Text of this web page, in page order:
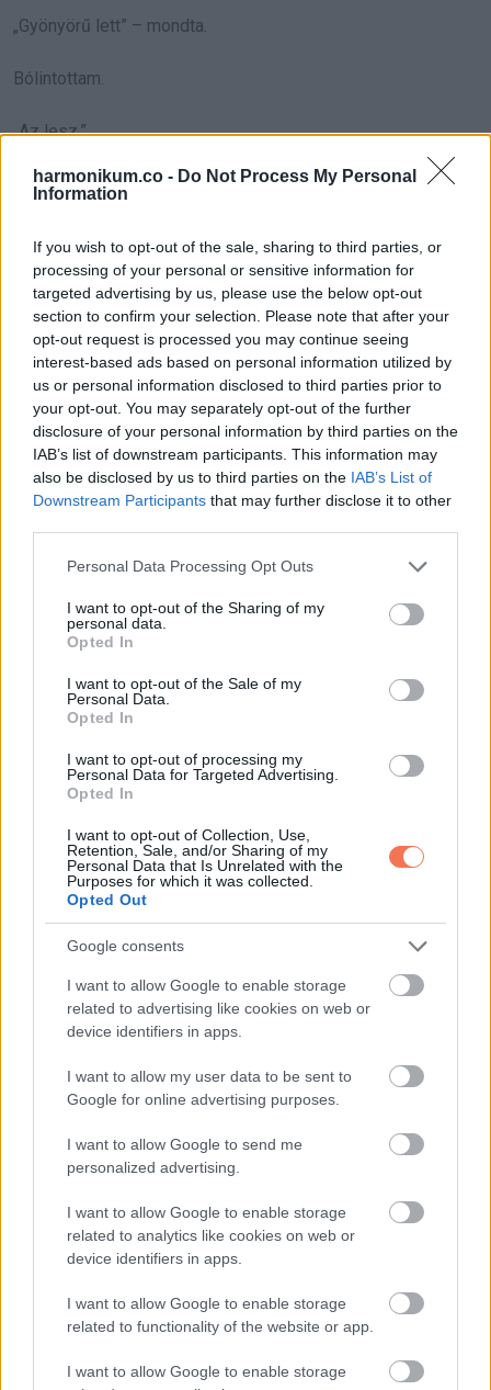
harmonikum.co - Do Not Process My Personal
Information
If you wish to opt-out of the sale, sharing to third parties, or
processing of your personal or sensitive information for
targeted advertising by us, please use the below opt-out
section to confirm your selection. Please note that after your
opt-out request is processed you may continue seeing
interest-based ads based on personal information utilized by
us or personal information disclosed to third parties prior to
your opt-out. You may separately opt-out of the further
disclosure of your personal information by third parties on the
IAB’s list of downstream participants. This information may
also be disclosed by us to third parties on the IAB’s List of
Downstream Participants that may further disclose it to other
Please note that this website/app uses one or more Google
not limited to your visit or usage behaviour. You may click to
grant or deny consent to Google and its third-party tags to
use your data for below specified purposes in below Google
consent section.
Personal Data Processing Opt Outs
I want to opt-out of the Sharing of my
personal data.
Opted In
I want to opt-out of the Sale of my
Personal Data.
Opted In
I want to opt-out of processing my
Personal Data for Targeted Advertising.
Opted In
I want to opt-out of Collection, Use,
Retention, Sale, and/or Sharing of my
Personal Data that Is Unrelated with the
Purposes for which it was collected.
Opted Out
Google consents
I want to allow Google to enable storage
related to advertising like cookies on web or
device identifiers in apps.
I want to allow my user data to be sent to
Google for online advertising purposes.
I want to allow Google to send me
personalized advertising.
I want to allow Google to enable storage
related to analytics like cookies on web or
device identifiers in apps.
I want to allow Google to enable storage
related to functionality of the website or app.
I want to allow Google to enable storage
„Gyönyörű lett” – mondta.
Bólintottam.
„Az lesz.”
Amikor eljött a nagy
köré gyűlt
Előkerültek a telefonok, mindenki készen állt a fotókra és a
videókra.
Felvettem a mikrofont.
„Mielőtt kiderülne, fiú lesz vagy lány, van valami, amit
mindenkinek látnia kell” – mondtam.
A teremben azonnal csend lett.
megfordult, és az arcáról egy pillanat alatt eltűnt a szín.
Beszéltem a diagnózisomról. A beavatkozásról. Arról, hogy
nem lehet saját gyermekem.
Aztán megmutattam a bizonyítékokat.
Orvosi papírok. Dátumok. Egyértelmű tények.
A vendégek döbbenten néztek egymásra. Többen
felszisszentek. Stephanie pánikba esett.
„Mit művelsz?” – kérdezte.
Nem álltam meg.
„Azt sem tudom biztosan, hogy egyáltalán terhes-e” –
Ekkor végleg megváltozott a hangulat.
Ezután előhoztam a többit is.
Minden világosan látszott, és nem lehetett kimagyarázni.